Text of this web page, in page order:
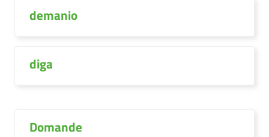
demanio
diga
Domande